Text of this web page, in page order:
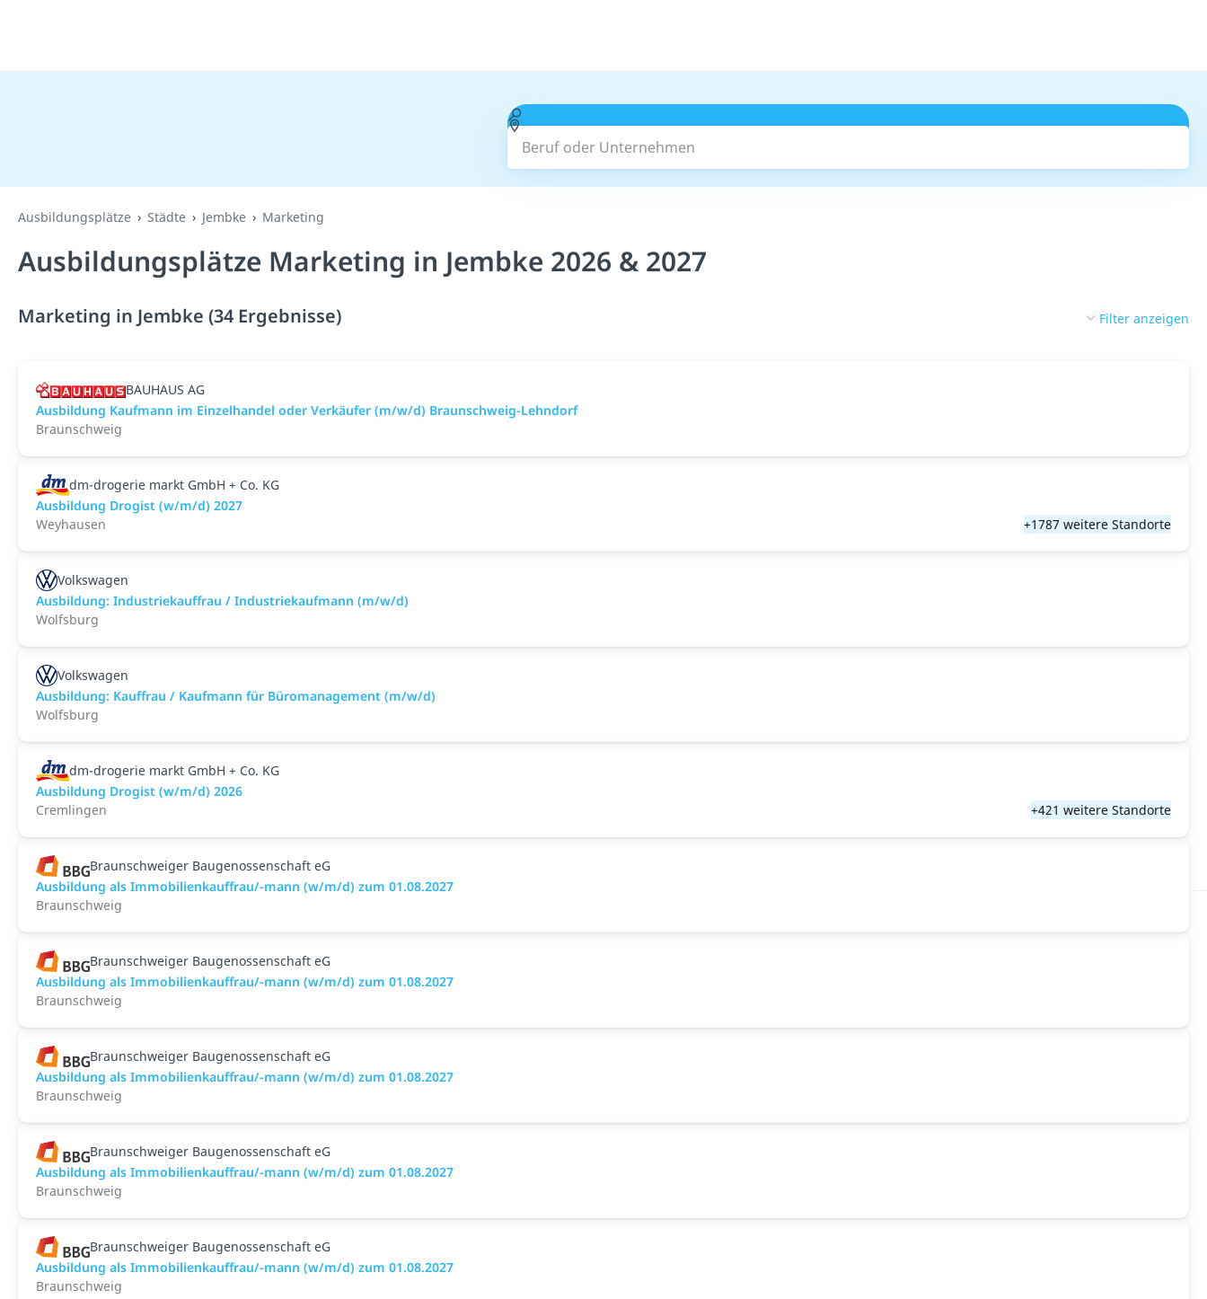
Beruf oder Unternehmen
Ausbildungsplätze Städte Jembke Marketing
Ausbildungsplätze Marketing in Jembke 2026 & 2027
Marketing in Jembke (34 Ergebnisse) Filter anzeigen
BAUHAUS AG
Ausbildung Kaufmann im Einzelhandel oder Verkäufer (m/w/d) Braunschweig-Lehndorf
Braunschweig
dm-drogerie markt GmbH + Co. KG
Ausbildung Drogist (w/m/d) 2027
Weyhausen
+1787 weitere Standorte
Volkswagen
Ausbildung: Industriekauffrau / Industriekaufmann (m/w/d)
Wolfsburg
Volkswagen
Ausbildung: Kauffrau / Kaufmann für Büromanagement (m/w/d)
Wolfsburg
dm-drogerie markt GmbH + Co. KG
Ausbildung Drogist (w/m/d) 2026
Cremlingen
+421 weitere Standorte
Braunschweiger Baugenossenschaft eG
Ausbildung als Immobilienkauffrau/-mann (w/m/d) zum 01.08.2027
Braunschweig
Braunschweiger Baugenossenschaft eG
Ausbildung als Immobilienkauffrau/-mann (w/m/d) zum 01.08.2027
Braunschweig
Braunschweiger Baugenossenschaft eG
Ausbildung als Immobilienkauffrau/-mann (w/m/d) zum 01.08.2027
Braunschweig
Braunschweiger Baugenossenschaft eG
Ausbildung als Immobilienkauffrau/-mann (w/m/d) zum 01.08.2027
Braunschweig
Braunschweiger Baugenossenschaft eG
Ausbildung als Immobilienkauffrau/-mann (w/m/d) zum 01.08.2027
Braunschweig